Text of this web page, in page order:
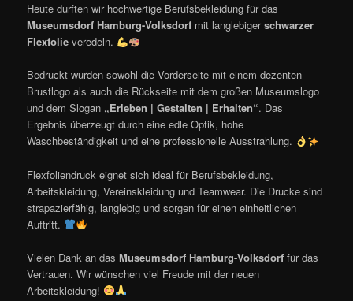
Heute durften wir hochwertige Berufsbekleidung für das
Museumsdorf Hamburg-Volksdorf mit langlebigerschwarzer
Flexfolie veredeln.
Bedruckt wurden sowohl die Vorderseite mit einem dezenten
Brustlogo als auch die Rückseite mit dem großen Museumslogo
und dem Slogan „Erleben | Gestalten | Erhalten“. Das
Ergebnis überzeugt durch eine edle Optik, hohe
Waschbeständigkeit und eine professionelle Ausstrahlung.
Flexfoliendruck eignet sich ideal für Berufsbekleidung,
Arbeitskleidung, Vereinskleidung und Teamwear. Die Drucke sind
strapazierfähig, langlebig und sorgen für einen einheitlichen
Auftritt.
Vielen Dank an dasMuseumsdorf Hamburg-Volksdorf für das
Vertrauen. Wir wünschen viel Freude mit der neuen
Arbeitskleidung!